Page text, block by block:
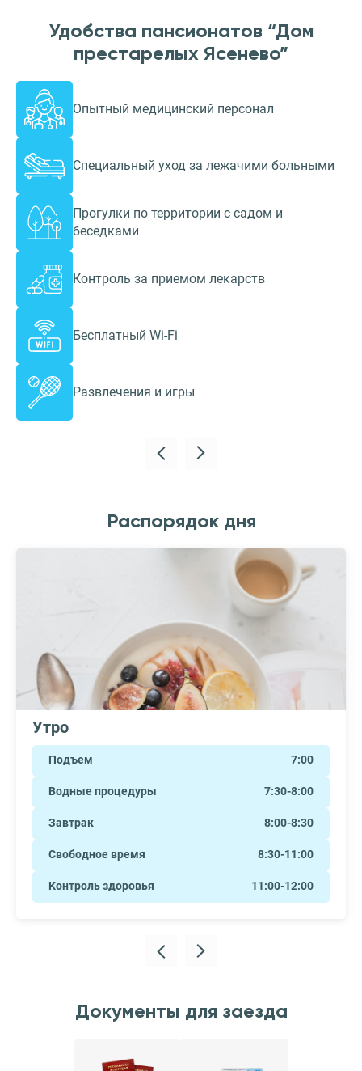
Удобства пансионатов “Дом
престарелых Ясенево”
Опытный медицинский персонал
Специальный уход за лежачими больными
Прогулки по территории с садом и
беседками
Контроль за приемом лекарств
Бесплатный Wi-Fi
Развлечения и игры
Распорядок дня
Утро
Подъем 7:00
Водные процедуры 7:30-8:00
Завтрак 8:00-8:30
Свободное время 8:30-11:00
Контроль здоровья 11:00-12:00
Документы для заезда